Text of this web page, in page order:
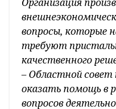
вопросы, которые
требуют
качественного
– Областной
оказать помощь в
вопросов